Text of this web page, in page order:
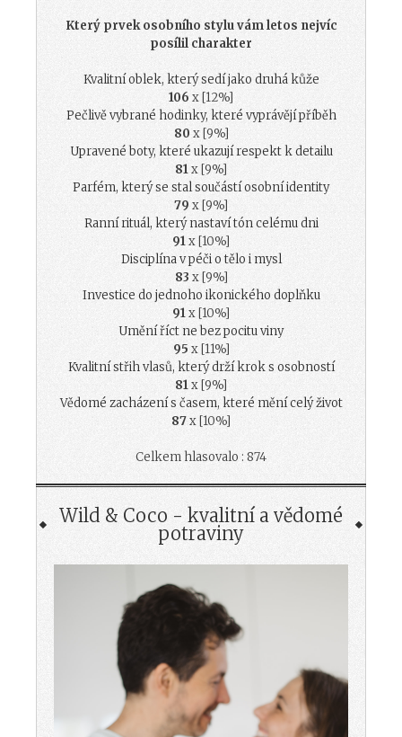
Který prvek osobního stylu vám letos nejvíc
posílil charakter
Kvalitní oblek, který sedí jako druhá kůže
106 x [12%]
Pečlivě vybrané hodinky, které vyprávějí příběh
80 x [9%]
Upravené boty, které ukazují respekt k detailu
81x [9%]
Parfém, který se stal součástí osobní identity
79 x [9%]
Ranní rituál, který nastaví tón celému dni
91x [10%]
Disciplína v péči o tělo i mysl
83 x [9%]
Investice do jednoho ikonického doplňku
91x [10%]
Umění říct ne bez pocitu viny
95 x [11%]
Kvalitní střih vlasů, který drží krok s osobností
81x [9%]
Vědomé zacházení s časem, které mění celý život
87x [10%]
Celkem hlasovalo : 874
Wild & Coco - kvalitní a vědomé
potraviny